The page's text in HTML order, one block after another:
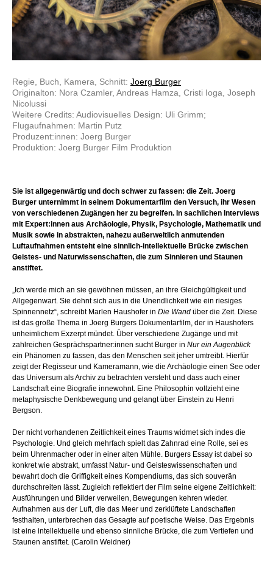
Regie, Buch, Kamera, Schnitt: Joerg Burger
Originalton: Nora Czamler, Andreas Hamza, Cristi Ioga, Joseph
Nicolussi
Weitere Credits: Audiovisuelles Design: Uli Grimm;
Flugaufnahmen: Martin Putz
Produzent:innen: Joerg Burger
Produktion: Joerg Burger Film Produktion
Sie ist allgegenwärtig und doch schwer zu fassen: die Zeit. Joerg
Burger unternimmt in seinem Dokumentarfilm den Versuch, ihr Wesen
von verschiedenen Zugängen her zu begreifen. In sachlichen Interviews
mit Expert:innen aus Archäologie, Physik, Psychologie, Mathematik und
Musik sowie in abstrakten, nahezu außerweltlich anmutenden
Luftaufnahmen entsteht eine sinnlich-intellektuelle Brücke zwischen
Geistes- und Naturwissenschaften, die zum Sinnieren und Staunen
anstiftet.
„Ich werde mich an sie gewöhnen müssen, an ihre Gleichgültigkeit und
Allgegenwart. Sie dehnt sich aus in die Unendlichkeit wie ein riesiges
Spinnennetz“, schreibt Marlen Haushofer in Die Wand über die Zeit. Diese
ist das große Thema in Joerg Burgers Dokumentarfilm, der in Haushofers
unheimlichem Exzerpt mündet. Über verschiedene Zugänge und mit
zahlreichen Gesprächspartner:innen sucht Burger in Nur ein Augenblick
ein Phänomen zu fassen, das den Menschen seit jeher umtreibt. Hierfür
zeigt der Regisseur und Kameramann, wie die Archäologie einen See oder
das Universum als Archiv zu betrachten versteht und dass auch einer
Landschaft eine Biografie innewohnt. Eine Philosophin vollzieht eine
metaphysische Denkbewegung und gelangt über Einstein zu Henri
Bergson.
Der nicht vorhandenen Zeitlichkeit eines Traums widmet sich indes die
Psychologie. Und gleich mehrfach spielt das Zahnrad eine Rolle, sei es
beim Uhrenmacher oder in einer alten Mühle. Burgers Essay ist dabei so
konkret wie abstrakt, umfasst Natur- und Geisteswissenschaften und
bewahrt doch die Griffigkeit eines Kompendiums, das sich souverän
durchschreiten lässt. Zugleich reflektiert der Film seine eigene Zeitlichkeit:
Ausführungen und Bilder verweilen, Bewegungen kehren wieder.
Aufnahmen aus der Luft, die das Meer und zerklüftete Landschaften
festhalten, unterbrechen das Gesagte auf poetische Weise. Das Ergebnis
ist eine intellektuelle und ebenso sinnliche Brücke, die zum Vertiefen und
Staunen anstiftet. (Carolin Weidner)